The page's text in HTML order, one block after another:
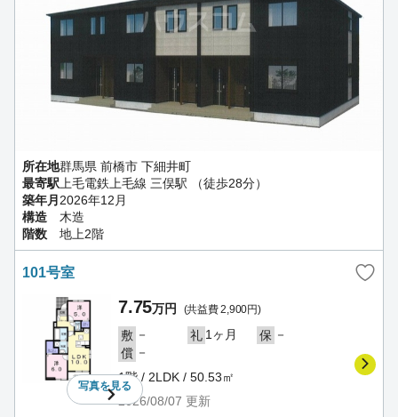
所在地群馬県 前橋市 下細井町
最寄駅 上毛電鉄上毛線 三俣駅 （徒歩28分）
築年月 2026年12月
構造
木造
階数
地上2階
101号室
写真を見る
7.75万円 (共益費 2,900円)
敷 － 礼 1ヶ月 保 －
償 －
1階 / 2LDK / 50.53㎡
2026/08/07 更新